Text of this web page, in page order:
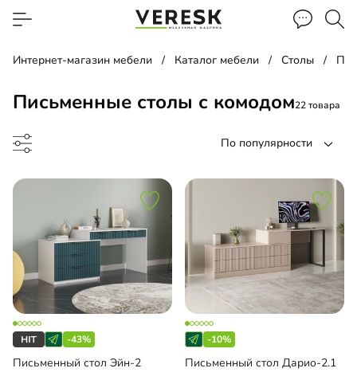
Интернет-магазин мебели Каталог мебели Столы
Письменные столы с комодом22 товара
По популярности
стол
зона
-43%
Письменный стол Эйн-2
-10%
Письменный стол Дарио-2.1